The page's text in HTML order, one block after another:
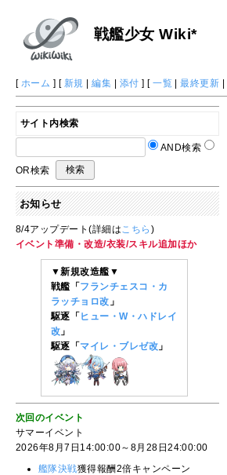
戦艦少女 Wiki*
[ ホーム ] [ 新規 |編集 | 添付 ] [一覧 |最終更新 |
サイト内検索
AND検索
OR検索
お知らせ
8/4アップデート(詳細はこちら )
イベント準備・改造/衣装/スキル追加ほか
▼新規改造艦▼
戦艦「フランチェスコ・カ
ラッチョロ改 」
駆逐「ヒュー・W・ハドレイ
改 」
駆逐「マイレ・ブレゼ改 」
次回のイベント
サマーイベント
2026年8月7日14:00:00～8月28日24:00:00
艦隊決戦獲得報酬2倍キャンペーン